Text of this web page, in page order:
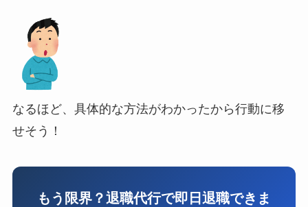
なるほど、具体的な方法がわかったから行動に移
せそう！
もう限界？退職代行で即日退職できま